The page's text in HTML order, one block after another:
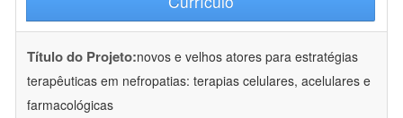
Título do Projeto:novos e velhos atores para estratégias
terapêuticas em nefropatias: terapias celulares, acelulares e
farmacológicas